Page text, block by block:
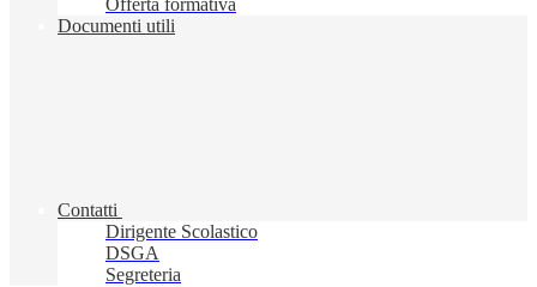
Offerta formativa
Documenti utili
Contatti
Dirigente Scolastico
DSGA
Segreteria